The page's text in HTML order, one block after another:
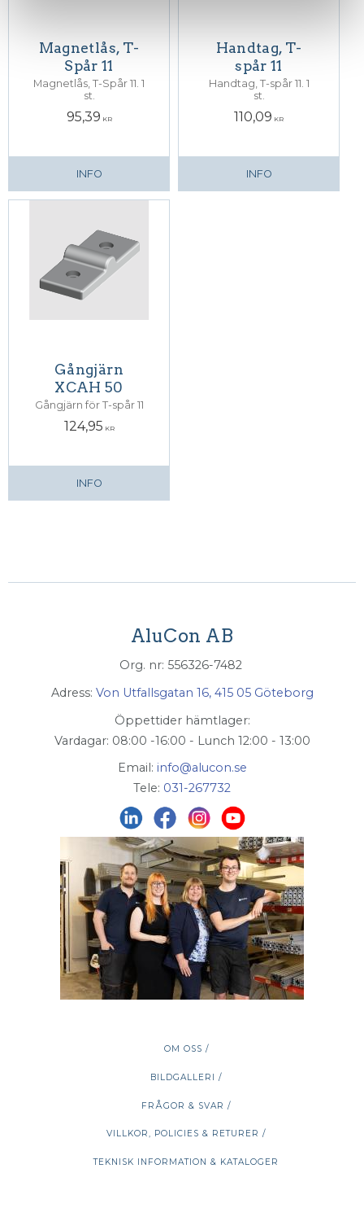
Magnetlås, T-
Spår 11
Magnetlås, T-Spår 11. 1
st.
95,39 KR
INFO
Handtag, T-
spår 11
Handtag, T-spår 11. 1
st.
110,09 KR
INFO
Gångjärn
XCAH 50
Gångjärn för T-spår 11
124,95 KR
INFO
AluCon AB
Org. nr: 556326-7482
Adress: Von Utfallsgatan 16, 415 05 Göteborg
Öppettider hämtlager:
Vardagar: 08:00 -16:00 - Lunch 12:00 - 13:00
Email: info@alucon.se
Tele: 031-267732
OM OSS /
BILDGALLERI /
FRÅGOR & SVAR /
VILLKOR, POLICIES & RETURER /
TEKNISK INFORMATION & KATALOGER